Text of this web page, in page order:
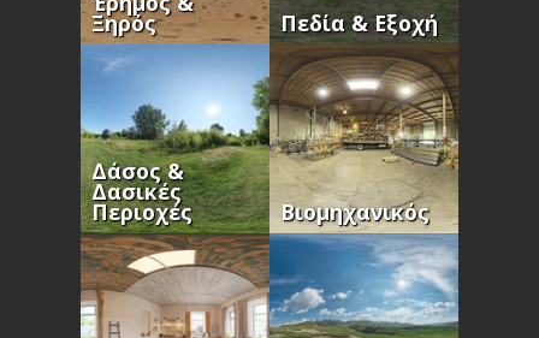
Ξηρός Πεδία & Εξοχή
Δάσος &
Δασικές
Περιοχές Βιομηχανικός